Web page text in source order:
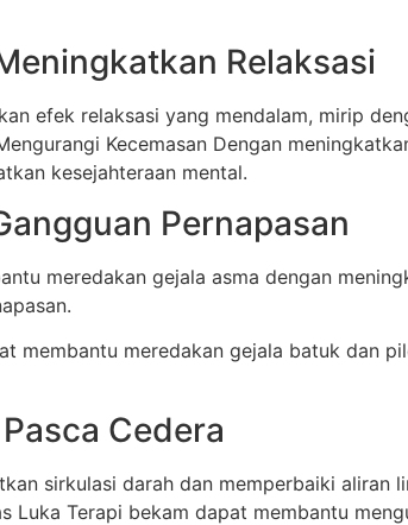
Relaksasi
efek relaksasi yang mendalam, mirip
Kecemasan Dengan
kesejahteraan mental.
Pernapasan
meredakan gejala asma dengan
membantu meredakan gejala batuk dan
Cedera
sirkulasi darah dan memperbaiki
Luka Terapi bekam dapat membantu